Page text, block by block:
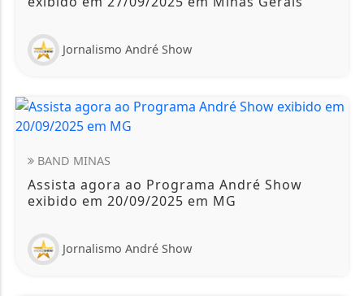
Jornalismo André Show
BAND MINAS
Assista agora ao Programa André Show
exibido em 20/09/2025 em MG
Jornalismo André Show